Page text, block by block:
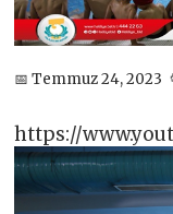
📅 Temmuz 24, 2023
https://